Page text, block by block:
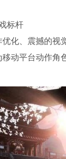
标杆
化、震撼的视
动平台动作角